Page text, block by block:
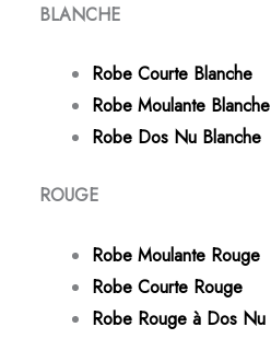
BLANCHE
Robe Courte Blanche
Robe Moulante Blanche
Robe Dos Nu Blanche
ROUGE
Robe Moulante Rouge
Robe Courte Rouge
Robe Rouge à Dos Nu